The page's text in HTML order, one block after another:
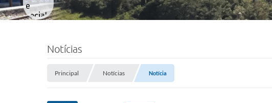
Notícias
Principal Notícias Notícia